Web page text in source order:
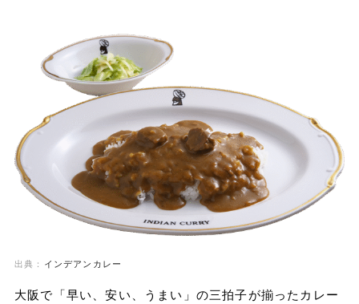
出典： インデアンカレー
大阪で「早い、安い、うまい」の三拍子が揃ったカレー